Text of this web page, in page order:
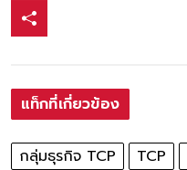
แท็กที่เกี่ยวข้อง
กลุ่มธุรกิจ TCP TCP